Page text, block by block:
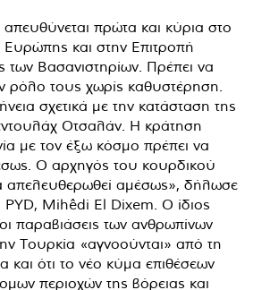
πρώτα και κύρια στο
και στην Επιτροπή
Βασανιστηρίων. Πρέπει να
ρόλο τους χωρίς καθυστέρηση.
σχετικά με την κατάσταση της
Οτσαλάν. Η κράτηση
με τον έξω κόσμο πρέπει να
Ο αρχηγός του κουρδικού
απελευθερωθεί αμέσως», δήλωσε
PYD, Mihêdi El Dixem. Ο ίδιος
παραβιάσεις των ανθρωπίνων
Τουρκία «αγνοούνται» από τη
και ότι το νέο κύμα επιθέσεων
περιοχών της βόρειας και